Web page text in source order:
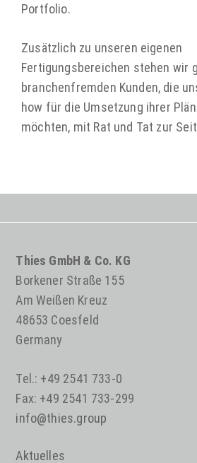
Portfolio.
Zusätzlich zu unseren eigenen
Fertigungsbereichen stehen wir
branchenfremden Kunden, die
how für die Umsetzung ihrer
möchten, mit Rat und Tat zur
Thies GmbH & Co. KG
Borkener Straße 155
Am Weißen Kreuz
48653 Coesfeld
Germany
Tel.: +49 2541 733-0
Fax: +49 2541 733-299
info@thies.group
Aktuelles